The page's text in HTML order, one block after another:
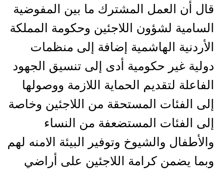
قال أن العمل المشترك ما بين المفوضية
السامية لشؤون اللاجئين وحكومة المملكة
الأردنية الهاشمية إضافة إلى منظمات
دولية غير حكومية أدى إلى تنسيق الجهود
الفاعلة لتقديم الحماية اللازمة ووصولها
إلى الفئات المستحقة من اللاجئين وخاصة
إلى الفئات المستضعفة من النساء
والأطفال والشيوخ وتوفير البيئة الامنه لهم
وبما يضمن كرامة اللاجئين على أراضي